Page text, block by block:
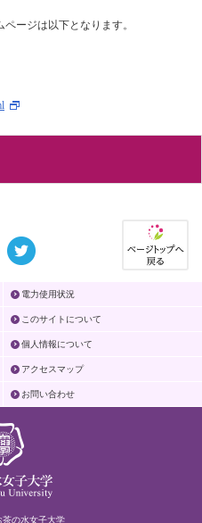
ージは以下となります。
電力使用状況
このサイトについて
個人情報について
アクセスマップ
お問い合わせ
茶の水女子大学